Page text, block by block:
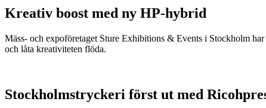
Kreativ boost med ny HP-hybrid
Mäss- och expoföretaget Sture Exhibitions & Events i Stockholm
och låta kreativiteten flöda.
Stockholmstryckeri först ut med